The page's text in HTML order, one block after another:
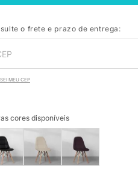
o frete e prazo de entrega:
MEU CEP
cores disponíveis